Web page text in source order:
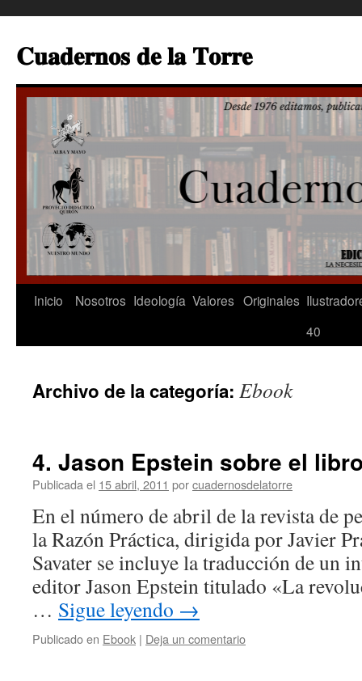
contenido
𝐂𝐮𝐚𝐝𝐞𝐫𝐧𝐨𝐬 𝐝𝐞 𝐥𝐚 𝐓𝐨𝐫𝐫𝐞
Inicio Nosotros Ideología Valores Originales
40
Archivo de la categoría: Ebook
4. Jason Epstein sobre el
Publicada el 15 abril, 2011 porcuadernosdelatorre
En el número de abril de la revista de
la Razón Práctica, dirigida por Javier
Savater se incluye la traducción de un
editor Jason Epstein titulado «La
… Sigue leyendo →
Publicado en Ebook | Deja un comentario